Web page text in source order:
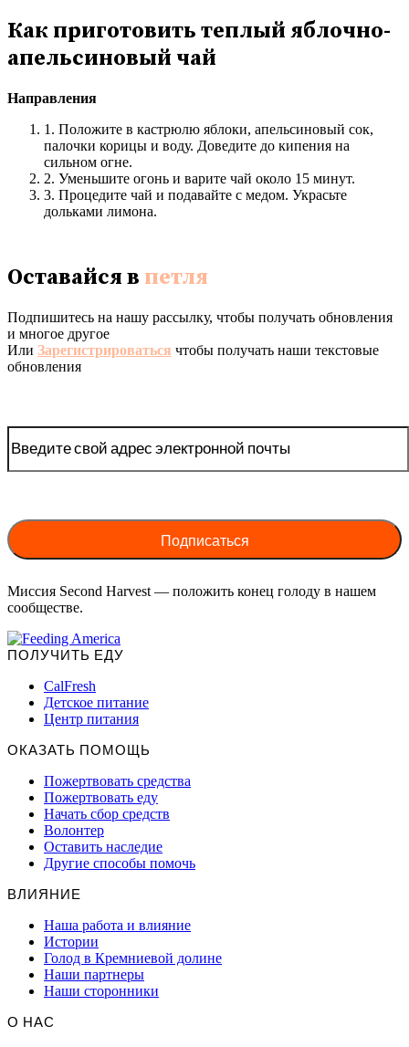
Как приготовить теплый яблочно-
апельсиновый чай
Направления
1. Положите в кастрюлю яблоки, апельсиновый сок,
палочки корицы и воду. Доведите до кипения на
сильном огне.
2. Уменьшите огонь и варите чай около 15 минут.
3. Процедите чай и подавайте с медом. Украсьте
дольками лимона.
Оставайся в петля
Подпишитесь на нашу рассылку, чтобы получать обновления
и многое другое
Или Зарегистрироваться чтобы получать наши текстовые
обновления
Миссия Second Harvest — положить конец голоду в нашем
сообществе.
ПОЛУЧИТЬ ЕДУ
CalFresh
Детское питание
Центр питания
ОКАЗАТЬ ПОМОЩЬ
Пожертвовать средства
Пожертвовать еду
Начать сбор средств
Волонтер
Оставить наследие
Другие способы помочь
ВЛИЯНИЕ
Наша работа и влияние
Истории
Голод в Кремниевой долине
Наши партнеры
Наши сторонники
О НАС